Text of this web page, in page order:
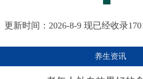
更新时间：2026-8-9 现已经收录
养生资讯